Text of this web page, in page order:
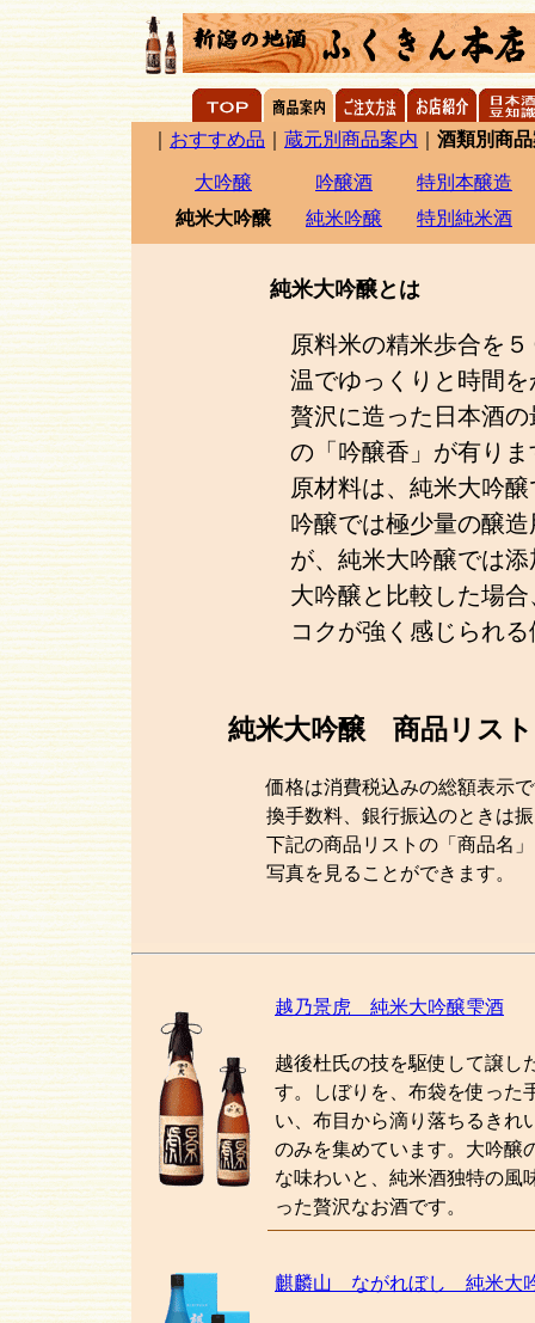
｜ おすすめ品 ｜ 蔵元別商品案内 ｜ 酒類別商
大吟醸
吟醸酒
特別本醸造
純米大吟醸
純米吟醸 特別純米酒
純米大吟醸とは
原料米の精米歩合を
温でゆっくりと時間
贅沢に造った日本酒
の「吟醸香」が有り
原材料は、純米大吟
吟醸では極少量の醸
が、純米大吟醸では
大吟醸と比較した場
コクが強く感じられ
純米大吟醸 商品リスト
価格は消費税込みの総額表示
換手数料、銀行振込のときは
下記の商品リストの「商品名
写真を見ることができます。
越乃景虎 純米大吟醸雫酒
越後杜氏の技を駆使して譲し
す。しぼりを、布袋を使った
い、布目から滴り落ちるきれ
のみを集めています。大吟醸
な味わいと、純米酒独特の風
った贅沢なお酒です。
麒麟山 ながれぼし 純米大